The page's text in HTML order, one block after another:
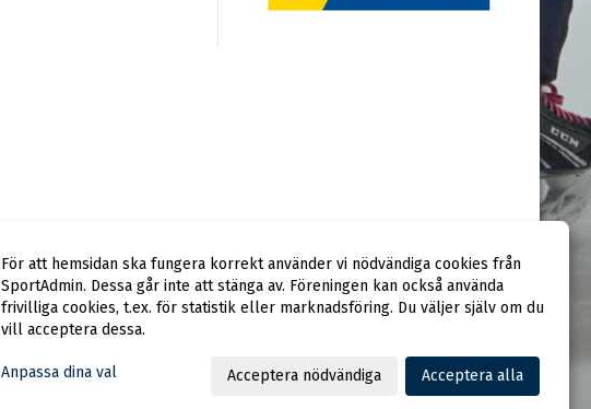
För att hemsidan ska fungera korrekt använder vi nödvändiga cookies från
SportAdmin. Dessa går inte att stänga av. Föreningen kan också använda
frivilliga cookies, t.ex. för statistik eller marknadsföring. Du väljer själv om du
vill acceptera dessa.
Anpassa dina val Acceptera nödvändiga Acceptera alla